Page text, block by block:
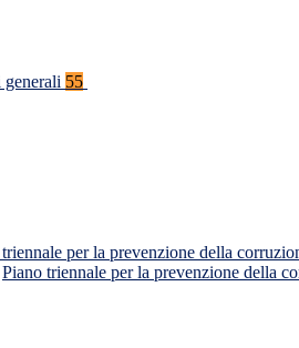
55
per la prevenzione della
Piano triennale per la prevenzione della